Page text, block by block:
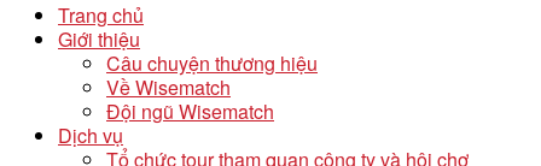
Trang chủ
Giới thiệu
Câu chuyện thương hiệu
Về Wisematch
Đội ngũ Wisematch
Dịch vụ
Tổ chức tour tham quan công ty và hội chợ